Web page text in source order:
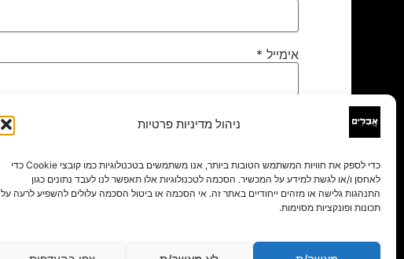
ניהול מדיניות פרטיות
כדי לספק את חוויות המשתמש הטובות ביותר, אנו משתמשים בטכנולוגיות כמו קובצי Cookie כדי
לאחסן ו/או לגשת למידע על המכשיר. הסכמה לטכנולוגיות אלו תאפשר לנו לעבד נתונים כגון
התנהגות גלישה או מזהים ייחודיים באתר זה. אי הסכמה או ביטול הסכמה עלולים להשפיע לרעה על
תכונות ופונקציות מסוימות.
אימייל *